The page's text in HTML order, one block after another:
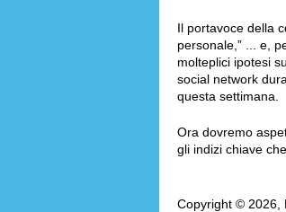
Il portavoce della
personale,” ... e,
molteplici ipotesi
social network
questa settimana.
Ora dovremo
gli indizi chiave
Copyright © 2026,